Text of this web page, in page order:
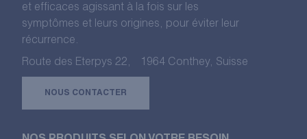
et efficaces agissant à la fois sur les
symptômes et leurs origines, pour éviter leur
récurrence.
Route des Eterpys 22, 1964 Conthey, Suisse
NOUS CONTACTER